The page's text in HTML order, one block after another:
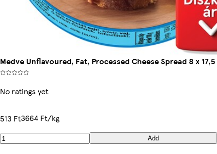
Medve Unflavoured, Fat, Processed Cheese Spread 8 x 17,5
No ratings yet
513 Ft3664 Ft/kg
Add